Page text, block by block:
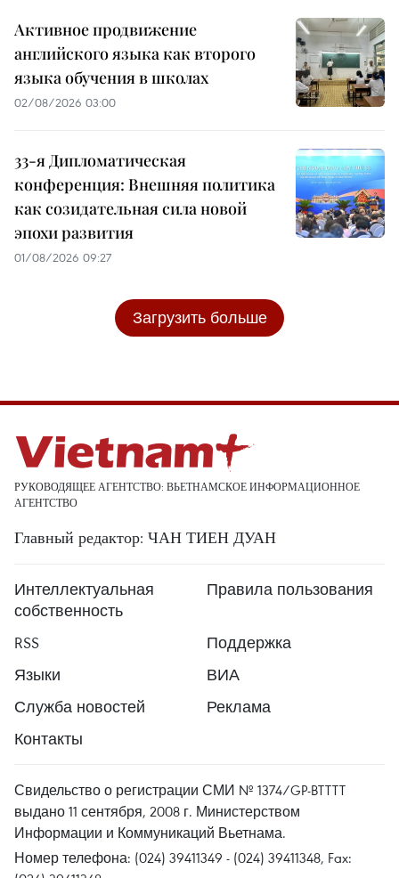
Активное продвижение
английского языка как второго
языка обучения в школах
02/08/2026 03:00
33-я Дипломатическая
конференция: Внешняя политика
как созидательная сила новой
эпохи развития
01/08/2026 09:27
Загрузить больше
РУКОВОДЯЩЕЕ АГЕНТСТВО: ВЬЕТНАМСКОЕ ИНФОРМАЦИОННОЕ
АГЕНТСТВО
Главный редактор: ЧАН ТИЕН ДУАН
Интеллектуальная
собственность
Правила пользования
RSS
Поддержка
Языки
ВИА
Служба новостей
Реклама
Контакты
Свидельство о регистрации СМИ № 1374/GP-BTTTT
выдано 11 сентября, 2008 г. Министерством
Информации и Коммуникаций Вьетнама.
Номер телефона: (024) 39411349 - (024) 39411348, Fax: